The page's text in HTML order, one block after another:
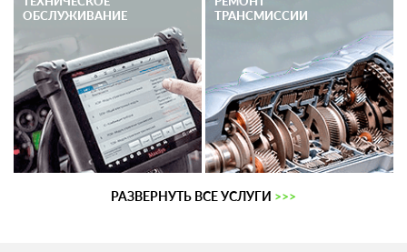
ОБСЛУЖИВАНИЕ
ТРАНСМИССИИ
РАЗВЕРНУТЬ ВСЕ УСЛУГИ >>>